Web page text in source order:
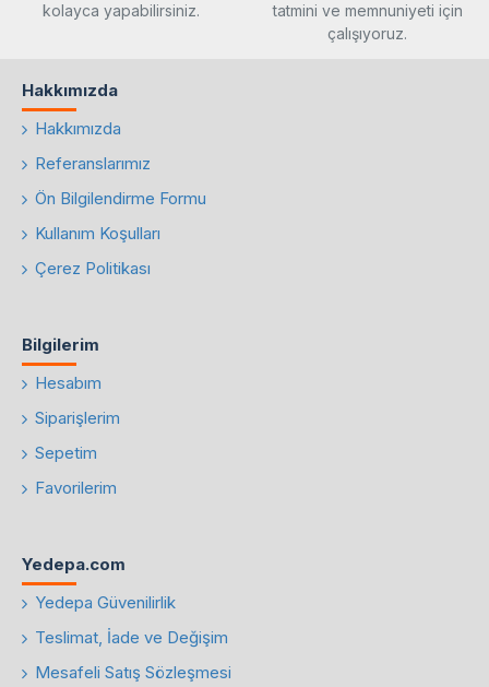
kolayca yapabilirsiniz.
tatmini ve memnuniyeti için
çalışıyoruz.
Hakkımızda
Hakkımızda
Referanslarımız
Ön Bilgilendirme Formu
Kullanım Koşulları
Çerez Politikası
Bilgilerim
Hesabım
Siparişlerim
Sepetim
Favorilerim
Yedepa.com
Yedepa Güvenilirlik
Teslimat, İade ve Değişim
Mesafeli Satış Sözleşmesi